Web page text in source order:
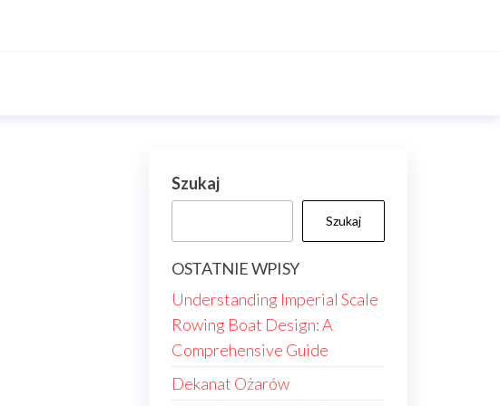
Szukaj
Szukaj
OSTATNIE WPISY
Understanding Imperial Scale
Rowing Boat Design: A
Comprehensive Guide
Dekanat Ożarów